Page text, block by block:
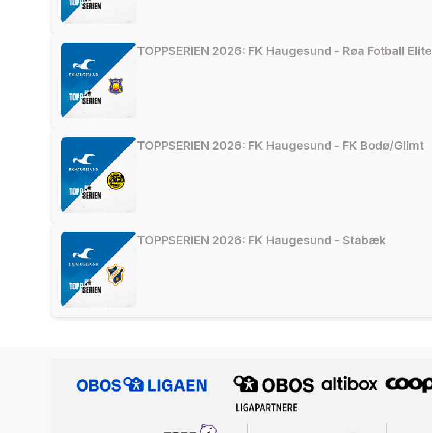
TOPPSERIEN 2026: FK Haugesund - Røa Fotball Elite
TOPPSERIEN 2026: FK Haugesund - FK Bodø/Glimt
TOPPSERIEN 2026: FK Haugesund - Stabæk